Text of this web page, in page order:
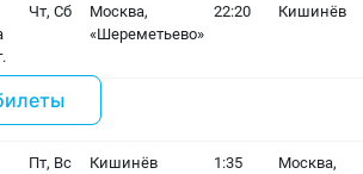
Чт, Сб
Москва,
«Шереметьево»
22:20 Кишинёв
Пт, Вс Кишинёв 1:35
Москва,